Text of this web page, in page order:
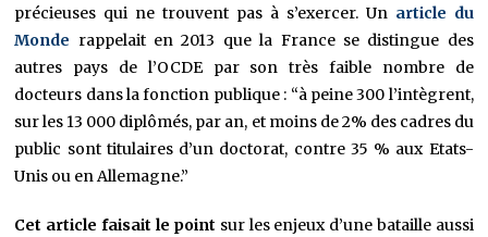
précieuses qui ne trouvent pas à s’exercer. Un article du
Monde rappelait en 2013 que la France se distingue des
autres pays de l’OCDE par son très faible nombre de
docteurs dans la fonction publique : “à peine 300 l’intègrent,
sur les 13 000 diplômés, par an, et moins de 2% des cadres du
public sont titulaires d’un doctorat, contre 35 % aux Etats-
Unis ou en Allemagne.”
Cet article faisait le point sur les enjeux d’une bataille aussi